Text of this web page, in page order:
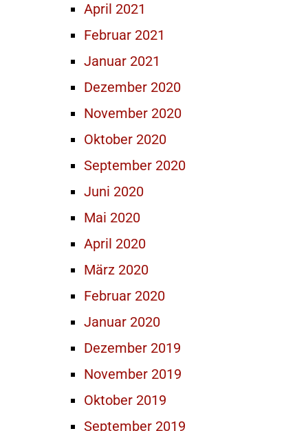
April 2021
Februar 2021
Januar 2021
Dezember 2020
November 2020
Oktober 2020
September 2020
Juni 2020
Mai 2020
April 2020
März 2020
Februar 2020
Januar 2020
Dezember 2019
November 2019
Oktober 2019
September 2019